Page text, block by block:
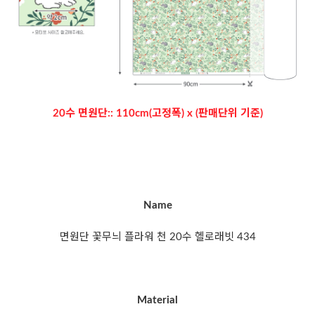
20수 면원단:: 110cm(고정폭) x (판매단위 기준)
Name
면원단 꽃무늬 플라워 천 20수 헬로래빗 434
Material